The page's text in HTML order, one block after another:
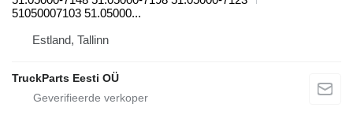
51050007103 51.05000...
Estland, Tallinn
TruckParts Eesti OÜ